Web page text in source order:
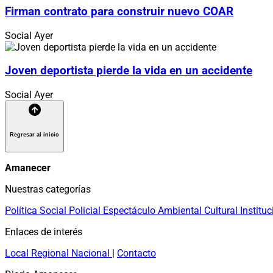
Firman contrato para construir nuevo COAR
Social Ayer
Joven deportista pierde la vida en un accidente
Social Ayer
Regresar al inicio
Amanecer
Nuestras categorías
Política Social Policial Espectáculo Ambiental Cultural
Enlaces de interés
Local Regional Nacional | Contacto